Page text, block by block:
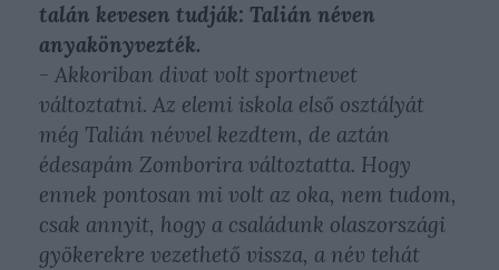
talán kevesen tudják: Talián néven
anyakönyvezték.
- Akkoriban divat volt sportnevet
változtatni. Az elemi iskola első osztályát
még Talián névvel kezdtem, de aztán
édesapám Zomborira változtatta. Hogy
ennek pontosan mi volt az oka, nem tudom,
csak annyit, hogy a családunk olaszországi
gyökerekre vezethető vissza, a név tehát